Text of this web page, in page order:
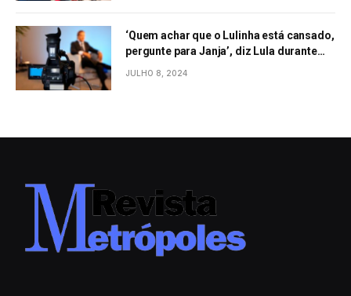
‘Quem achar que o Lulinha está cansado,
pergunte para Janja’, diz Lula durante
evento em São Paulo
JULHO 8, 2024